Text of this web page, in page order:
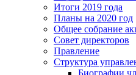
Итоги 2019 года
Планы на 2020 год
Общее собрание
Совет директоров
Правление
Структура
Биографии